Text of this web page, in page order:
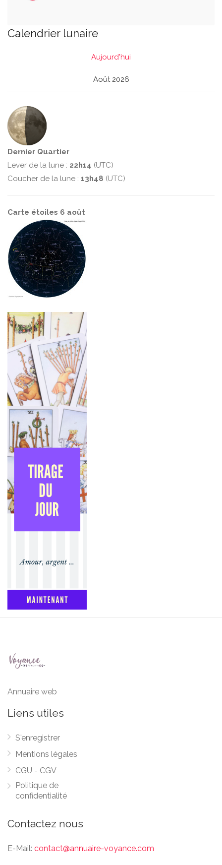
Calendrier lunaire
Aujourd'hui
Août 2026
Dernier Quartier
Lever de la lune : 22h14 (UTC)
Coucher de la lune : 13h48 (UTC)
Carte étoiles 6 août
Annuaire web
Liens utiles
S'enregistrer
Mentions légales
CGU - CGV
Politique de
confidentialité
Contactez nous
E-Mail: contact@annuaire-voyance.com